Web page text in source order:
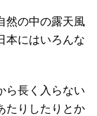
然の中の露天風
本にはいろんな
ら長く入らない
たりしたりとか